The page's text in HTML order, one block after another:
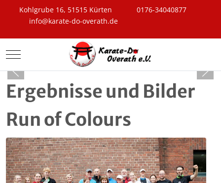
Kohlgrube 16, 51515 Kürten
0176-34040877
info@karate-do-overath.de
Mobile Menu Toggle
Ergebnisse und Bilder
Run of Colours